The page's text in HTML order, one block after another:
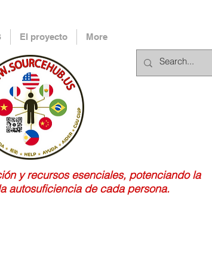
El proyecto More
y recursos esenciales, potenciando la
autosuficiencia de cada persona.